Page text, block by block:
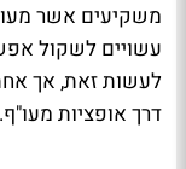
משקיעים אשר
עשויים לשקול
לעשות זאת, אך
דרך אופציות מעו"ף.